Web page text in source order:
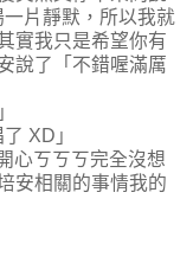
一片靜默，所以我就
實我只是希望你有
說了「不錯喔滿厲
XD」
心ㄎㄎㄎ完全沒想
安相關的事情我的